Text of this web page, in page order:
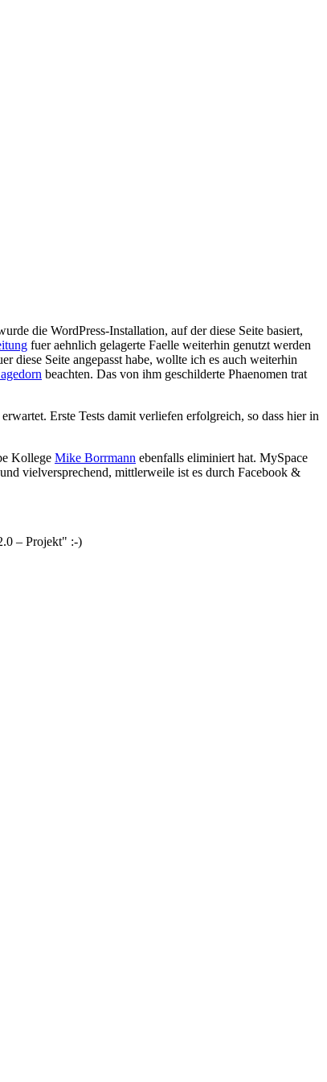
die WordPress-Installation, auf der diese Seite basiert,
fuer aehnlich gelagerte Faelle weiterhin genutzt werden
diese Seite angepasst habe, wollte ich es auch weiterhin
beachten. Das von ihm geschilderte Phaenomen trat
Erste Tests damit verliefen erfolgreich, so dass hier in
Kollege Mike Borrmann ebenfalls eliminiert hat. MySpace
vielversprechend, mittlerweile ist es durch Facebook &
– Projekt" :-)